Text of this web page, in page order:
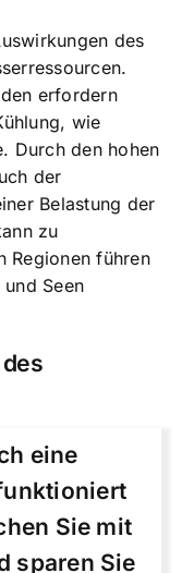
des
erfordern
wie
Durch den hohen
der
Belastung der
zu
Regionen führen
Seen
eine
Sie mit
sparen Sie